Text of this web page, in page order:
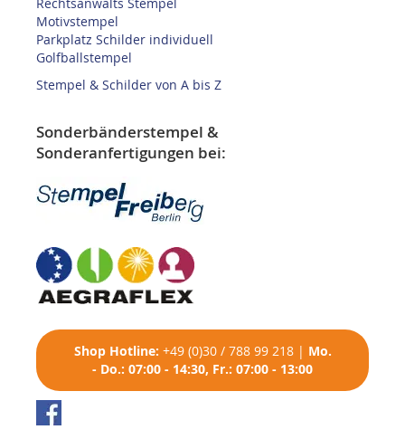
Motivstempel
Parkplatz Schilder individuell
Golfballstempel
Stempel & Schilder von A bis Z
Sonderbänderstempel &
Sonderanfertigungen bei:
Shop Hotline: +49 (0)30 / 788 99 218| Mo.
- Do.: 07:00 - 14:30, Fr.: 07:00 - 13:00